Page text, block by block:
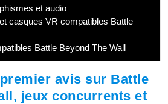
et audio
casques VR compatibles Battle
Battle Beyond The Wall
avis sur Battle
jeux concurrents et